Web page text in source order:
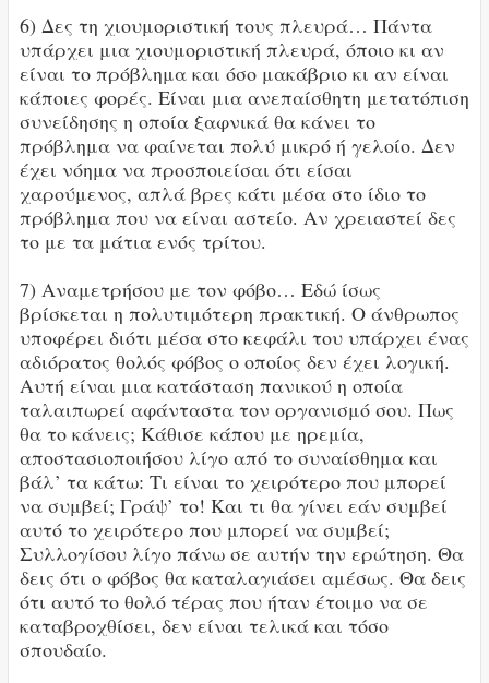
6) Δες τη χιουμοριστική τους πλευρά… Πάντα
υπάρχει μια χιουμοριστική πλευρά, όποιο κι αν
είναι το πρόβλημα και όσο μακάβριο κι αν είναι
κάποιες φορές. Είναι μια ανεπαίσθητη μετατόπιση
συνείδησης η οποία ξαφνικά θα κάνει το
πρόβλημα να φαίνεται πολύ μικρό ή γελοίο. Δεν
έχει νόημα να προσποιείσαι ότι είσαι
χαρούμενος, απλά βρες κάτι μέσα στο ίδιο το
πρόβλημα που να είναι αστείο. Αν χρειαστεί δες
το με τα μάτια ενός τρίτου.
7) Αναμετρήσου με τον φόβο… Εδώ ίσως
βρίσκεται η πολυτιμότερη πρακτική. Ο άνθρωπος
υποφέρει διότι μέσα στο κεφάλι του υπάρχει ένας
αδιόρατος θολός φόβος ο οποίος δεν έχει λογική.
Αυτή είναι μια κατάσταση πανικού η οποία
ταλαιπωρεί αφάνταστα τον οργανισμό σου. Πως
θα το κάνεις; Κάθισε κάπου με ηρεμία,
αποστασιοποιήσου λίγο από το συναίσθημα και
βάλ’ τα κάτω: Τι είναι το χειρότερο που μπορεί
να συμβεί; Γράψ’ το! Και τι θα γίνει εάν συμβεί
αυτό το χειρότερο που μπορεί να συμβεί;
Συλλογίσου λίγο πάνω σε αυτήν την ερώτηση. Θα
δεις ότι ο φόβος θα καταλαγιάσει αμέσως. Θα δεις
ότι αυτό το θολό τέρας που ήταν έτοιμο να σε
καταβροχθίσει, δεν είναι τελικά και τόσο
σπουδαίο.